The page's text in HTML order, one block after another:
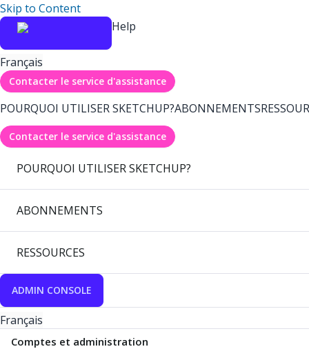
Skip to Content
Help
Français
Contacter le service d'assistance
POURQUOI UTILISER SKETCHUP?ABONNEMENTS
Contacter le service d'assistance
POURQUOI UTILISER SKETCHUP?
ABONNEMENTS
RESSOURCES
ADMIN CONSOLE
Français
Comptes et administration